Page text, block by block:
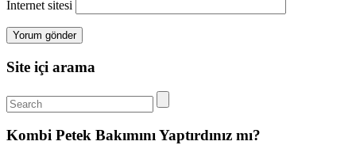
İnternet sitesi
Site içi arama
Kombi Petek Bakımını Yaptırdınız mı?